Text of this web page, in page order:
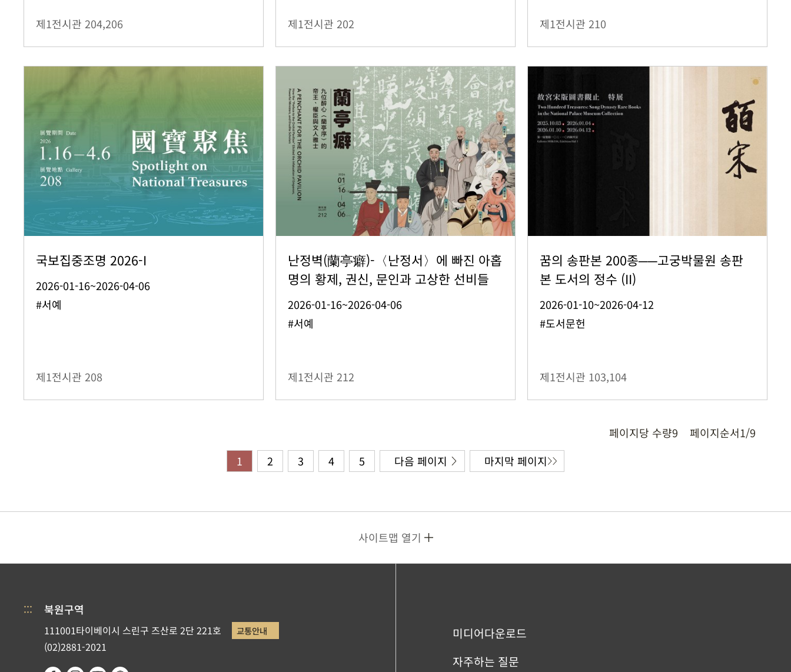
제1전시관 204,206 제1전시관 202 제1전시관 210
국보집중조명 2026-I
2026-01-16~2026-04-06
#서예
제1전시관 208
난정벽(蘭亭癖)-〈난정서〉에 빠진 아홉
명의 황제, 권신, 문인과 고상한 선비들
2026-01-16~2026-04-06
#서예
제1전시관 212
꿈의 송판본 200종──고궁박물원 송판
본 도서의 정수 (II)
2026-01-10~2026-04-12
#도서문헌
제1전시관 103,104
페이지당 수량9 페이지순서1/9
1
2 3 4 5 다음 페이지 마지막 페이지
사이트맵 열기
::: 북원구역
111001타이베이시 스린구 즈산로 2단 221호 교통안내
(02)2881-2021
미디어다운로드
자주하는 질문